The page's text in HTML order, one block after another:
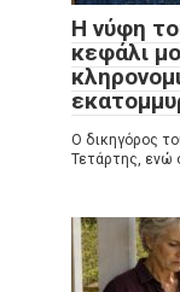
Η νύφη
κεφάλι
Ο δικηγόρος
Τετάρτης, ενώ